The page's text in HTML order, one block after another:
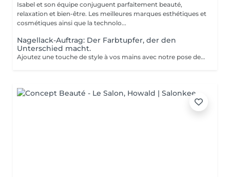
Isabel et son équipe conjuguent parfaitement beauté,
relaxation et bien-être. Les meilleures marques esthétiques et
cosmétiques ainsi que la technolo...
Nagellack-Auftrag: Der Farbtupfer, der den
Unterschied macht.
Ajoutez une touche de style à vos mains avec notre pose de vernis. Profitez d'une finition professionnelle, de conseils personnalisés, et d'un résultat qui dure. Offrez-vous ce petit plaisir et repartez avec des ongles impeccables!